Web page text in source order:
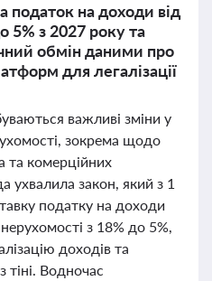
податок на доходи від
5% з 2027 року та
обмін даними про
для легалізації
важливі зміни у
зокрема щодо
та комерційних
ухвалила закон, який з 1
податку на доходи
з 18% до 5%,
доходів та
тіні. Водночас